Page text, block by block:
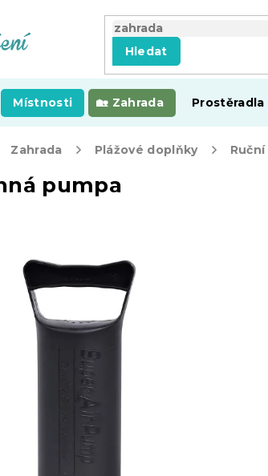
Hledat
Místnosti Zahrada Prostěradla
Zahrada Plážové doplňky
pumpa